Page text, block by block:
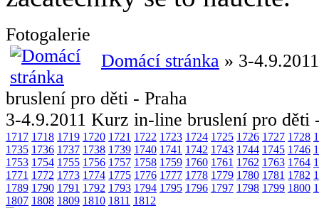
Fotogalerie
Domácí stránka » 3-
bruslení pro děti - Praha
3-4.9.2011 Kurz in-line bruslení pro děti
1717 1718 1719 1720 1721 1722 1723 1724 1725 1726 1727 1728
1735 1736 1737 1738 1739 1740 1741 1742 1743 1744 1745 1746
1753 1754 1755 1756 1757 1758 1759 1760 1761 1762 1763 1764
1771 1772 1773 1774 1775 1776 1777 1778 1779 1780 1781 1782
1789 1790 1791 1792 1793 1794 1795 1796 1797 1798 1799 1800
1807 1808 1809 1810 1811 1812